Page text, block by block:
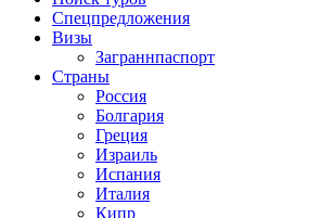
Спецпредложения
Визы
Заграннпаспорт
Страны
Россия
Болгария
Греция
Израиль
Испания
Италия
Кипр